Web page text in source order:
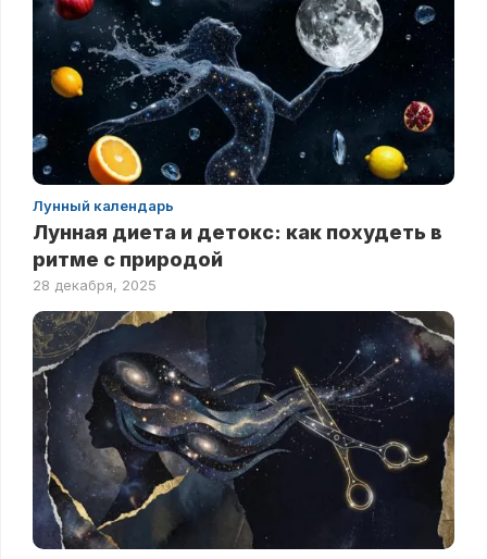
Лунный календарь
Лунная диета и детокс: как похудеть в
ритме с природой
28 декабря, 2025